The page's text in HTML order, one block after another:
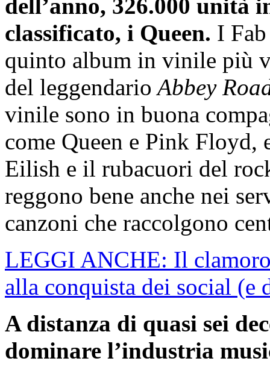
dell’anno, 326.000 unità
classificato, i Queen. I
quinto album in vinile più
del leggendario Abbey
vinile sono in buona
come Queen e Pink Floyd,
Eilish e il rubacuori del
reggono bene anche nei
canzoni che raccolgono
LEGGI ANCHE: Il
alla conquista dei social (e
A distanza di quasi sei
dominare l’industria